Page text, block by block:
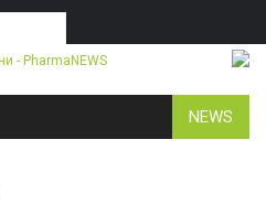
NEWS